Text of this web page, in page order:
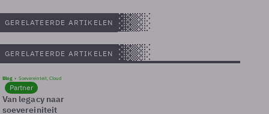
GERELATEERDE ARTIKELEN
GERELATEERDE ARTIKELEN
Blog Soevereinteit, Cloud
Partner
Van legacy naar
soevereiniteit